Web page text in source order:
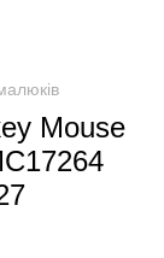
Mouse